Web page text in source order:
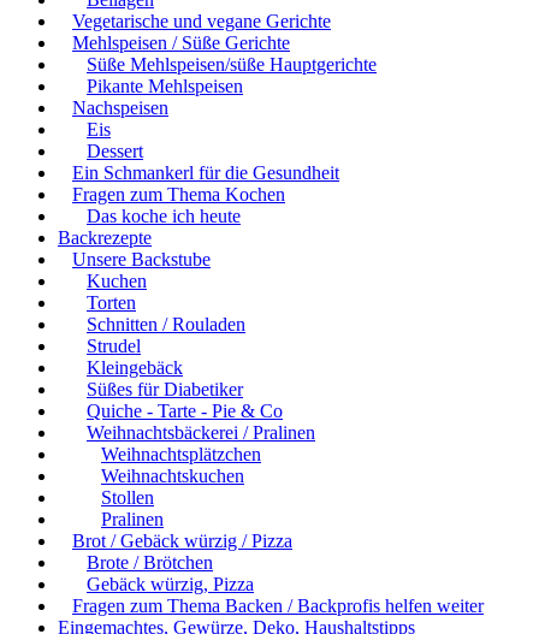
Vegetarische und vegane Gerichte
Mehlspeisen / Süße Gerichte
Süße Mehlspeisen/süße Hauptgerichte
Pikante Mehlspeisen
Nachspeisen
Eis
Dessert
Ein Schmankerl für die Gesundheit
Fragen zum Thema Kochen
Das koche ich heute
Backrezepte
Unsere Backstube
Kuchen
Torten
Schnitten / Rouladen
Strudel
Kleingebäck
Süßes für Diabetiker
Quiche - Tarte - Pie & Co
Weihnachtsbäckerei / Pralinen
Weihnachtsplätzchen
Weihnachtskuchen
Stollen
Pralinen
Brot / Gebäck würzig / Pizza
Brote / Brötchen
Gebäck würzig, Pizza
Fragen zum Thema Backen / Backprofis helfen weiter
Eingemachtes, Gewürze, Deko, Haushaltstipps